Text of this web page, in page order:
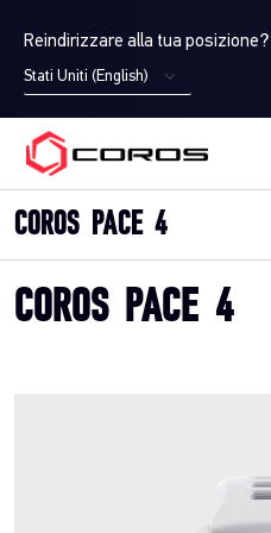
Reindirizzare alla tua posizione?
Stati Uniti (English)
COROS IT
COROS PACE 4
COROS PACE 4